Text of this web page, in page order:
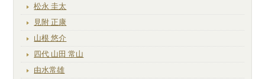
松永 圭太
見附 正康
山根 悠介
四代 山田 常山
由水常雄